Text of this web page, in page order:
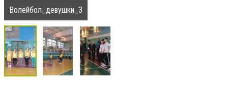
Волейбол_девушки_3